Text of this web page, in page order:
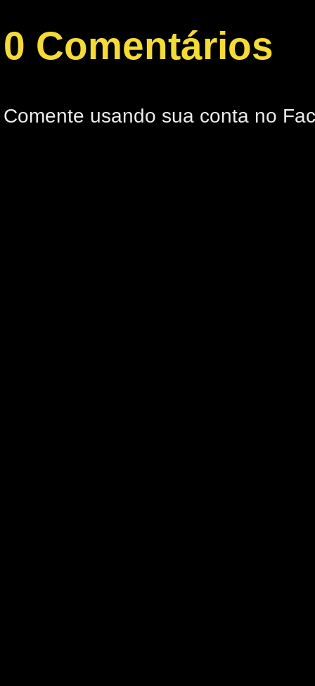
0 Comentários
Comente usando sua conta no